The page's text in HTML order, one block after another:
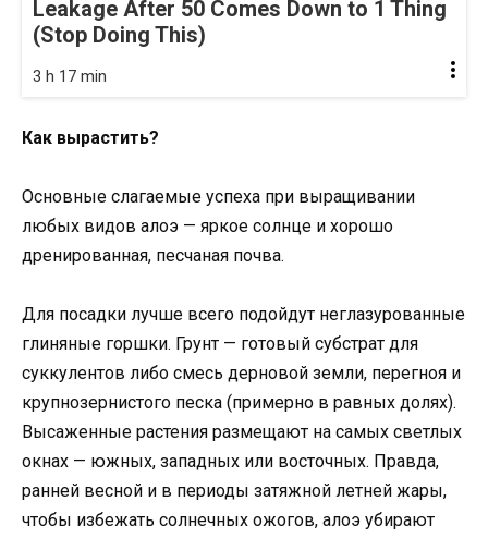
Leakage After 50 Comes Down to 1 Thing
(Stop Doing This)
3 h 17 min
Как вырастить?
Основные слагаемые успеха при выращивании
любых видов алоэ — яркое солнце и хорошо
дренированная, песчаная почва.
Для посадки лучше всего подойдут неглазурованные
глиняные горшки. Грунт — готовый субстрат для
суккулентов либо смесь дерновой земли, перегноя и
крупнозернистого песка (примерно в равных долях).
Высаженные растения размещают на самых светлых
окнах — южных, западных или восточных. Правда,
ранней весной и в периоды затяжной летней жары,
чтобы избежать солнечных ожогов, алоэ убирают